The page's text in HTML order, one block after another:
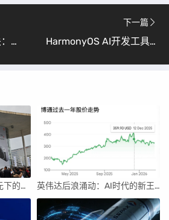
鸿蒙2025领航者闯关：从技术突破到生态共建 （开发者成长与远航指南）
下一篇
HarmonyOS AI开发工具与SDK使用指南 (面向Android开发者的全流程实战解析)
MWC26前瞻：智能新纪元下的科技盛宴 英伟达后浪涌动：AI时代的新王者与隐忧